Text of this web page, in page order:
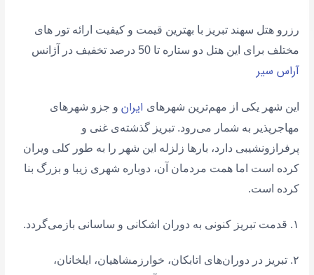
رزرو هتل سهند تبریز با بهترین قیمت و کیفیت ارائه تور های
مختلف برای این هتل دو ستاره تا 50 درصد تخفیف در آژانس
آراس سیر
این شهر یکی از مهم‌ترین شهرهای ایران و جزو شهرهای
مهاجرپذیر به شمار می‌رود. تبریز گذشته‌ی غنی و
پرفرازونشیبی دارد، بارها زلزله این شهر را به طور کلی ویران
کرده است اما همت مردمان آن، دوباره شهری زیبا و بزرگ بنا
کرده است.
۱. قدمت تبریز کنونی به دوران اشکانی و ساسانی بازمی‌گردد.
۲. تبریز در دوران‌های اتابکان، خوارزمشاهیان، ایلخانان،